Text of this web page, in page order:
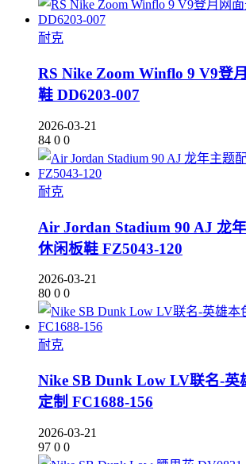
耐克
RS Nike Zoom Winflo 9 V9登
鞋 DD6203-007
2026-03-21
84 0 0
耐克
Air Jordan Stadium 90 AJ 龙
休闲板鞋 FZ5043-120
2026-03-21
80 0 0
耐克
Nike SB Dunk Low LV联名-英
定制 FC1688-156
2026-03-21
97 0 0